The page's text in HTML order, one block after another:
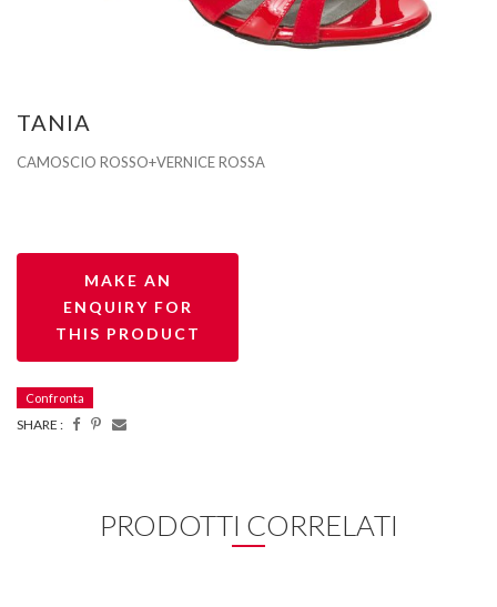
TANIA
CAMOSCIO ROSSO+VERNICE ROSSA
Confronta
SHARE :
PRODOTTI CORRELATI